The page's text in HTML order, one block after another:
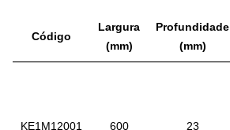
Código
Largura
(mm)
Profundidade
(mm)
KE1M12001 600 23